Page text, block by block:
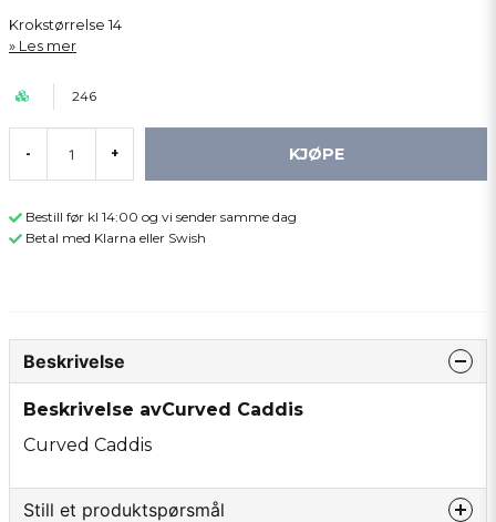
Krokstørrelse 14
Les mer
246
- + KJØPE
Bestill før kl 14:00 og vi sender samme dag
Betal med Klarna eller Swish
Beskrivelse
Beskrivelse avCurved Caddis
Curved Caddis
Still et produktspørsmål